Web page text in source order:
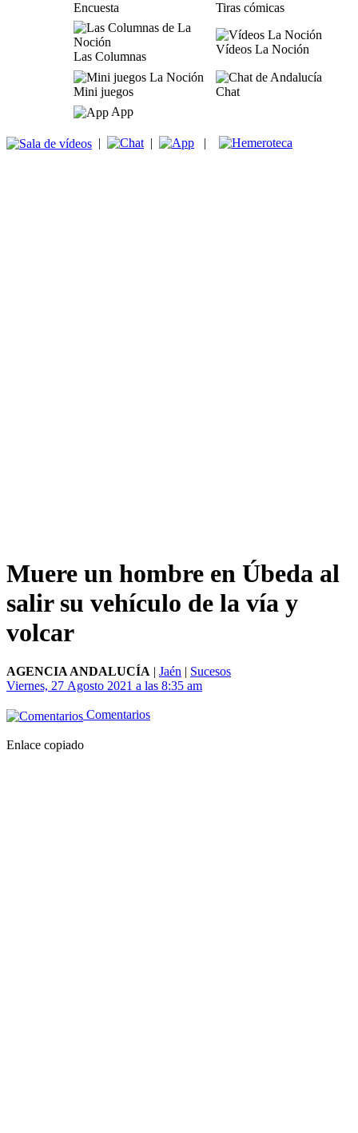
Encuesta Tiras cómicas
Las Columnas
Vídeos La Noción
Mini juegos
Chat
App
| | |
Muere un hombre en Úbeda al
salir su vehículo de la vía y
volcar
AGENCIA ANDALUCÍA | Jaén | Sucesos
Viernes, 27 Agosto 2021 a las 8:35 am
Comentarios
Enlace copiado